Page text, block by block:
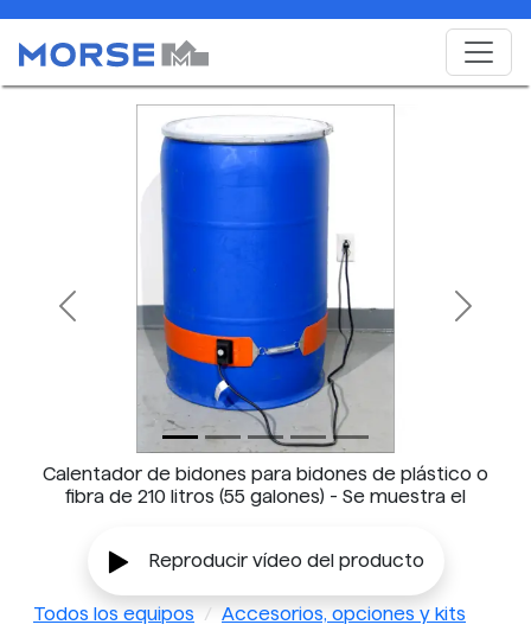
Calentador de bidones para bidones de plástico o
fibra de 210 litros (55 galones) - Se muestra el
Previous Next
Reproducir vídeo del producto
Todos los equipos
Accesorios, opciones y kits